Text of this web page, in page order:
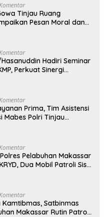
Tinjau Ruang
Pesan Moral dan
Hadiri Seminar
Perkuat Sinergi
Prima, Tim Asistensi
Mabes Polri Tinjau
Pelabuhan Makassar
Dua Mobil Patroli Sisir
Satbinmas
Makassar Rutin Patroli